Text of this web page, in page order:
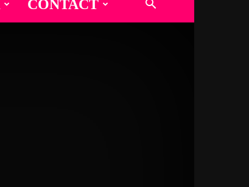
CONTACT